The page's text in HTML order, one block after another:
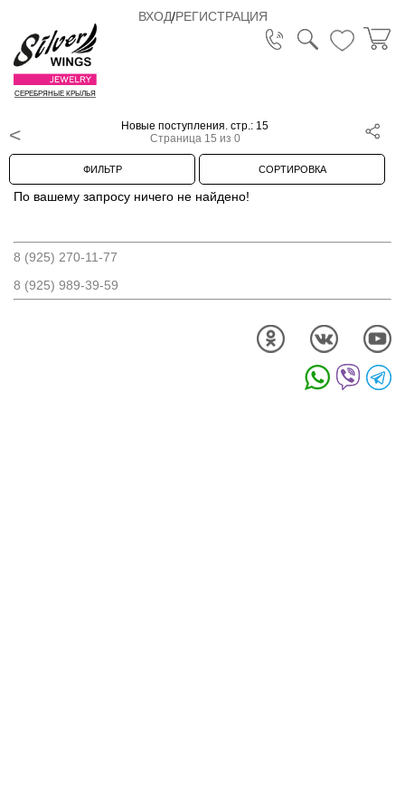
ВХОД/РЕГИСТРАЦИЯ
СЕРЕБРЯНЫЕ КРЫЛЬЯ
Новые поступления. стр.: 15
Страница 15 из 0
ФИЛЬТР СОРТИРОВКА
По вашему запросу ничего не найдено!
8 (925) 270-11-77
8 (925) 989-39-59